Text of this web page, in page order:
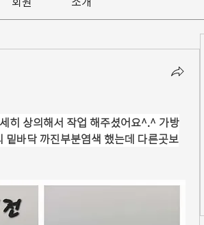
히 상의해서 작업 해주셨어요^.^ 가방
바닥 까진부분염색 했는데 다른곳보